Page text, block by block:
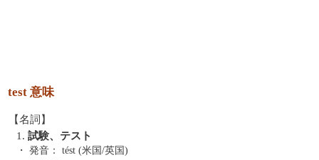
test 意味
【名詞】
1. 試験、テスト
・ 発音：
tést (米国/英国)